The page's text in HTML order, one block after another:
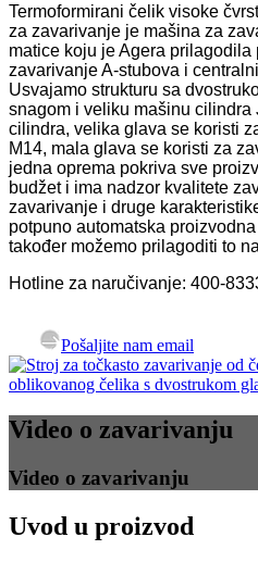
Termoformirani čelik visoke
za zavarivanje je mašina za
matice koju je Agera
zavarivanje A-stubova i
Usvajamo strukturu sa
snagom i veliku mašinu cilindra
cilindra, velika glava se koristi
M14, mala glava se koristi za
jedna oprema pokriva sve
budžet i ima nadzor kvalitete
zavarivanje i druge
potpuno automatska
također možemo prilagoditi to
Hotline za naručivanje: 400-
Pošaljite nam email
Video o zavarivanju
Video o zavarivanju
Uvod u proizvod